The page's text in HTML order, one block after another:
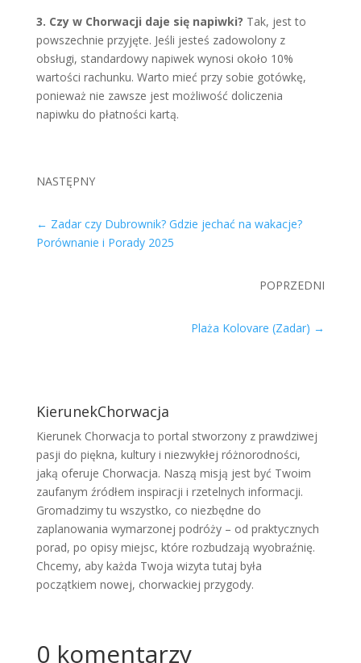
3. Czy w Chorwacji daje się napiwki? Tak, jest to
powszechnie przyjęte. Jeśli jesteś zadowolony z
obsługi, standardowy napiwek wynosi około 10%
wartości rachunku. Warto mieć przy sobie gotówkę,
ponieważ nie zawsze jest możliwość doliczenia
napiwku do płatności kartą.
NASTĘPNY
← Zadar czy Dubrownik? Gdzie jechać na wakacje?
Porównanie i Porady 2025
POPRZEDNI
Plaża Kolovare (Zadar) →
KierunekChorwacja
Kierunek Chorwacja to portal stworzony z prawdziwej
pasji do piękna, kultury i niezwykłej różnorodności,
jaką oferuje Chorwacja. Naszą misją jest być Twoim
zaufanym źródłem inspiracji i rzetelnych informacji.
Gromadzimy tu wszystko, co niezbędne do
zaplanowania wymarzonej podróży – od praktycznych
porad, po opisy miejsc, które rozbudzają wyobraźnię.
Chcemy, aby każda Twoja wizyta tutaj była
początkiem nowej, chorwackiej przygody.
0 komentarzy